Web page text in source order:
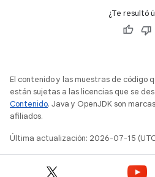
¿Te resultó
El contenido y las muestras de código
están sujetas a las licencias que se
Contenido. Java y OpenJDK son
afiliados.
Última actualización: 2026-07-15